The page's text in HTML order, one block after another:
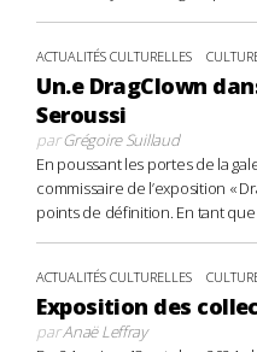
ACTUALITÉS CULTURELLES
Un.e DragClown
Seroussi
parGrégoire Suillaud
En poussant les portes de la
commissaire de l’exposition «
points de définition. En tant
ACTUALITÉS CULTURELLES
Exposition des
parAnaë Leffray